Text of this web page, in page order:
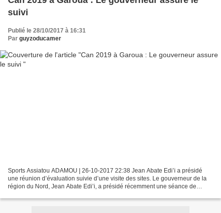
suivi
Publié le 28/10/2017 à 16:31
Par guyzoducamer
Sports Assiatou ADAMOU | 26-10-2017 22:38 Jean Abate Edi’i a présidé
une réunion d’évaluation suivie d’une visite des sites. Le gouverneur de la
région du Nord, Jean Abate Edi’i, a présidé récemment une séance de